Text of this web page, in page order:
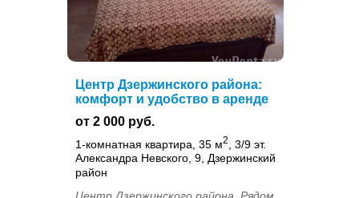
Центр Дзержинского района:
комфорт и удобство в аренде
от 2 000 руб.
1-комнатная квартира, 35 м2
, 3/9 эт.
Александра Невского, 9, Дзержинский
район